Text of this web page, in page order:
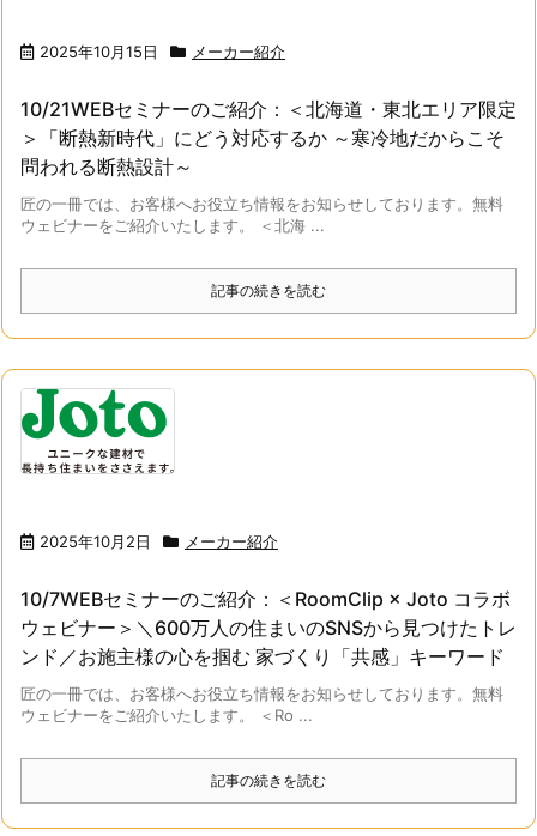
2025年10月15日 メーカー紹介
10/21WEBセミナーのご紹介：＜北海道・東北エリア限定
＞「断熱新時代」にどう対応するか ～寒冷地だからこそ
問われる断熱設計～
匠の一冊では、お客様へお役立ち情報をお知らせしております。無料
ウェビナーをご紹介いたします。 ＜北海 ...
記事の続きを読む
2025年10月2日 メーカー紹介
10/7WEBセミナーのご紹介：＜RoomClip × Joto コラボ
ウェビナー＞＼600万人の住まいのSNSから見つけたトレ
ンド／お施主様の心を掴む 家づくり「共感」キーワード
匠の一冊では、お客様へお役立ち情報をお知らせしております。無料
ウェビナーをご紹介いたします。 ＜Ro ...
記事の続きを読む